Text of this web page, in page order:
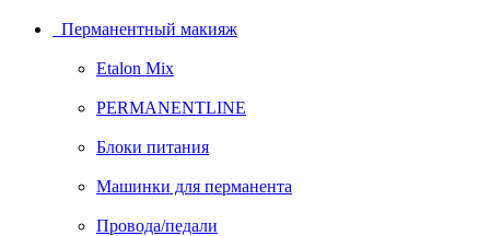
Перманентный макияж
Etalon Mix
PERMANENTLINE
Блоки питания
Машинки для перманента
Провода/педали